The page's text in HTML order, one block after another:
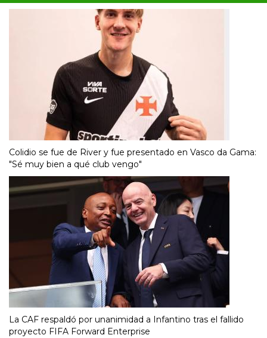
Colidio se fue de River y fue presentado en Vasco da Gama:
"Sé muy bien a qué club vengo"
La CAF respaldó por unanimidad a Infantino tras el fallido
proyecto FIFA Forward Enterprise